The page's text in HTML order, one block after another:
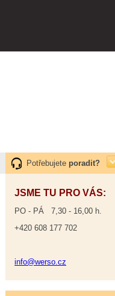
Potřebujete poradit?
JSME TU PRO VÁS:
PO - PÁ 7,30 - 16,00 h.
+420 608 177 702
info@werso.cz